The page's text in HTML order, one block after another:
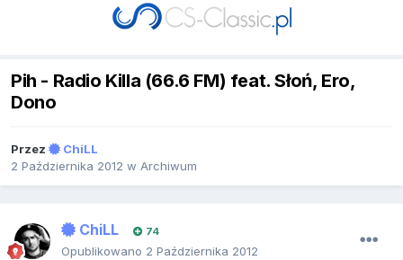
Pih - Radio Killa (66.6 FM) feat. Słoń, Ero,
Dono
Przez
ChiLL
2 Października 2012 w Archiwum
ChiLL 74
Opublikowano 2 Października 2012